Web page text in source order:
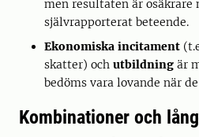
men resultaten är osäkrare
självrapporterat beteende.
Ekonomiska incitament
skatter) och utbildning är
bedöms vara lovande när
Kombinationer och